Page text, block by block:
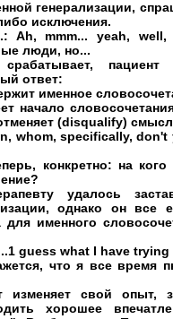
генерализации,
исключения.
Ah, mmm... yeah, well,
люди, но...
пациент
ответ:
именное
начало
(disqualify) смысл
whom, specifically,
конкретно: на
удалось
однако он все
для именного
guess what I have
что я все время
изменяет свой опыт,
хорошее